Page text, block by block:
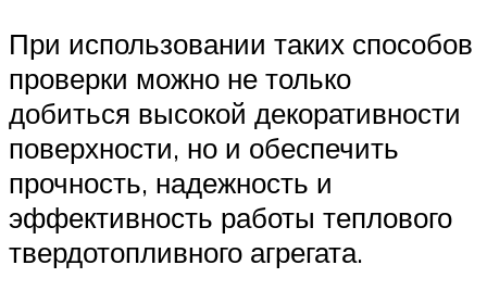
При использовании таких способов
проверки можно не только
добиться высокой декоративности
поверхности, но и обеспечить
прочность, надежность и
эффективность работы теплового
твердотопливного агрегата.